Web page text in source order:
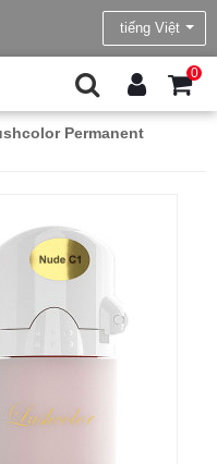
tiếng Việt
0
Permanent